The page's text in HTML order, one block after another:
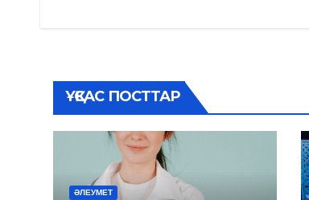
ҰҚСАС ПОСТТАР
ӘЛЕУМЕТ